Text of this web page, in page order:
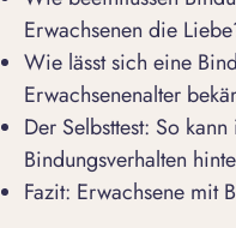
Erwachsenen die
Wie lässt sich eine
Erwachsenenalter
Der Selbsttest: So
Bindungsverhalten
Fazit: Erwachsene mit